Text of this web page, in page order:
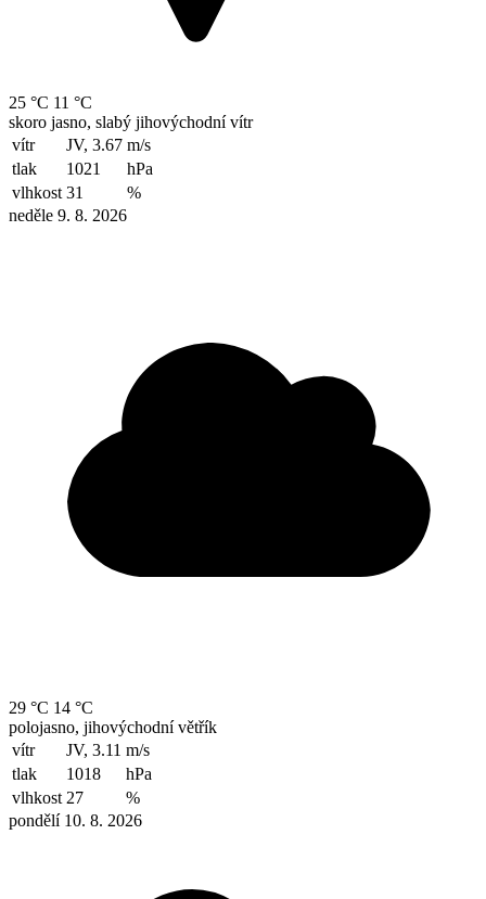
25 °C 11 °C
skoro jasno, slabý jihovýchodní vítr
vítr
JV, 3.67 m/s
tlak
1021
hPa
vlhkost 31
%
neděle 9. 8. 2026
29 °C 14 °C
polojasno, jihovýchodní větřík
vítr
JV, 3.11 m/s
tlak
1018
hPa
vlhkost 27
%
pondělí 10. 8. 2026